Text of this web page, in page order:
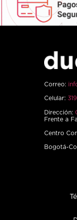
Correo:
Celular:
Dirección:
Frente a
Centro
Bogotá-